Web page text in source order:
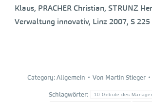
Klaus, PRACHER Christian, STRUNZ
Verwaltung innovativ, Linz 2007, S 225
Category:Allgemein Von Martin Stieger
Schlagwörter: 10 Gebote des